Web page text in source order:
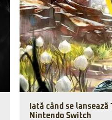
Iată când se
Nintendo Switch